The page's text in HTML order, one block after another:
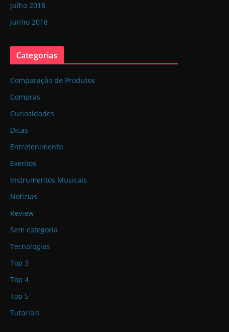
julho 2018
junho 2018
Categorias
Comparação de Produtos
Compras
Curiosidades
Dicas
Entretenimento
Eventos
Instrumentos Musicais
Notícias
Review
Sem categoria
Tecnologias
Top 3
Top 4
Top 5
Tutoriais